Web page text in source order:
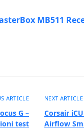
MB511
ARTICLE
G –
test
NEXT ARTICLE
Corsair
Airflow